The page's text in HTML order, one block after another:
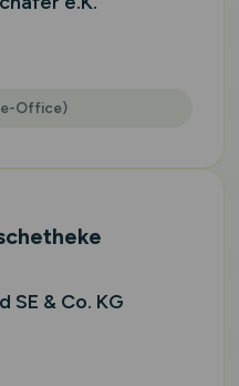
Office)
SE & Co. KG